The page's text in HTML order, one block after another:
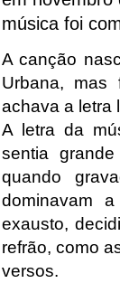
música foi
A canção
Urbana, mas
achava a letra
A letra da
sentia
quando
dominavam
exausto,
refrão, como
versos.